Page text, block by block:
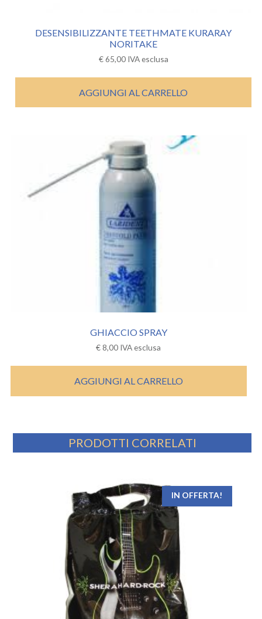
DESENSIBILIZZANTE TEETHMATE KURARAY
NORITAKE
€65,00 IVA esclusa
AGGIUNGI AL CARRELLO
GHIACCIO SPRAY
€8,00 IVA esclusa
AGGIUNGI AL CARRELLO
PRODOTTI CORRELATI
IN OFFERTA!